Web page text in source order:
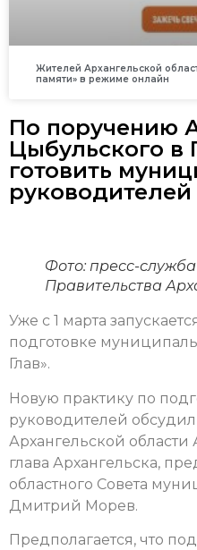
Жителей Архангельской
памяти» в режиме онлайн
По поручению
Цыбульского в
готовить
Фото: пресс-
Правительства
Уже с 1 марта
подготовке
Глав».
Новую практику по
руководителей
Архангельской
глава Архангельска,
областного Совета
Дмитрий Морев.
Предполагается, что